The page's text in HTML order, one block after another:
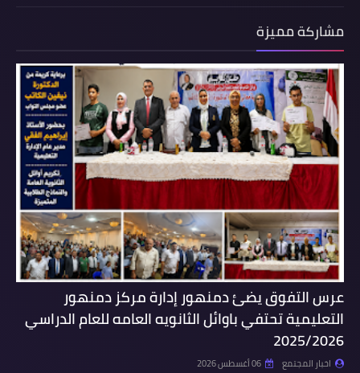
مشاركة مميزة
عرس التفوق يضئ دمنهور إدارة مركز دمنهور
التعليمية تحتفي باوائل الثانويه العامه للعام الدراسي
2025/2026
اخبار المجتمع 06 أغسطس 2026